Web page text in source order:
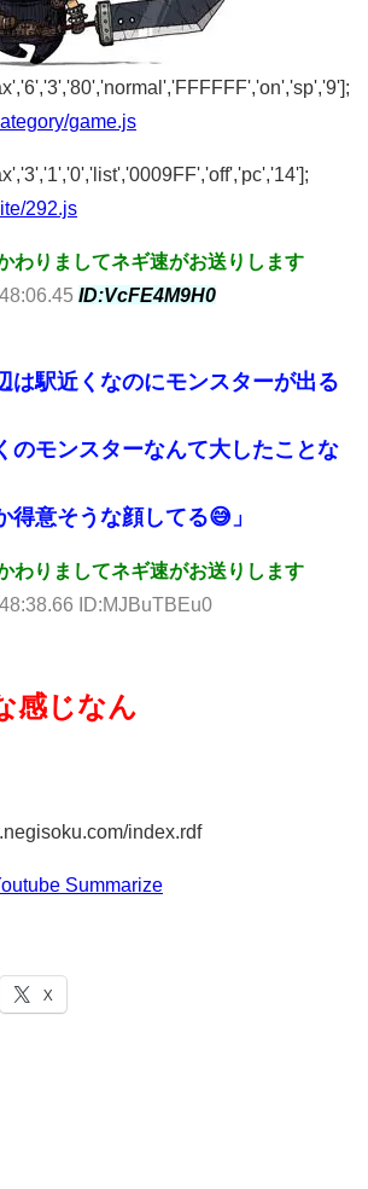
game.js
292.js
わりましてネギ速がお送りします
ID:VcFE4M9H0
は駅近くなのにモンスターが出る
のモンスターなんて大したことな
得意そうな顔してる😅」
わりましてネギ速がお送りします
ID:MJBuTBEu0
感じなん
index.rdf
Summarize
X